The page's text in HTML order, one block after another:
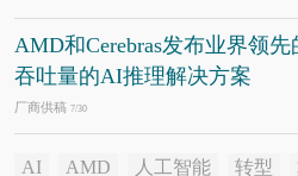
AMD和Cerebras发布业界领
吞吐量的AI推理解决方案
厂商供稿 7/30
AI AMD 人工智能 转型